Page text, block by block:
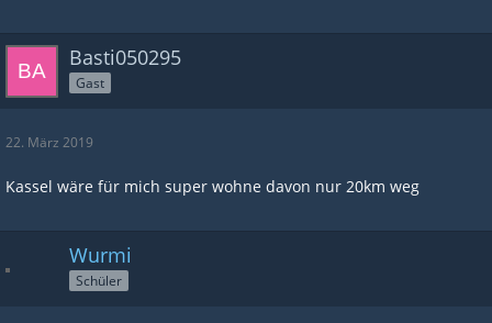
Basti050295
Gast
22. März 2019
Kassel wäre für mich super wohne davon nur 20km weg
Wurmi
Schüler